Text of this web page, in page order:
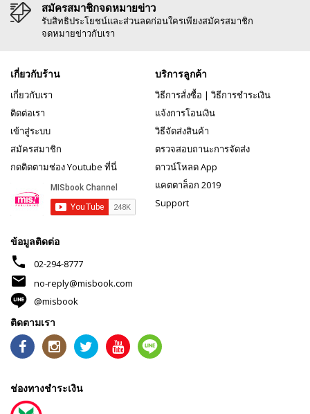
สมัครสมาชิกจดหมายข่าว
รับสิทธิประโยชน์และส่วนลดก่อนใครเพียงสมัครสมาชิก
จดหมายข่าวกับเรา
เกี่ยวกับร้าน
เกี่ยวกับเรา
ติดต่อเรา
เข้าสู่ระบบ
สมัครสมาชิก
กดติดตามช่อง Youtube ที่นี่
บริการลูกค้า
วิธีการสั่งซื้อ | วิธีการชำระเงิน
แจ้งการโอนเงิน
วิธีจัดส่งสินค้า
ตรวจสอบถานะการจัดส่ง
ดาวน์โหลด App
แคตตาล็อก 2019
Support
ข้อมูลติดต่อ
phone 02-294-8777
mail
no-reply@misbook.com
@misbook
ติดตามเรา
ช่องทางชำระเงิน